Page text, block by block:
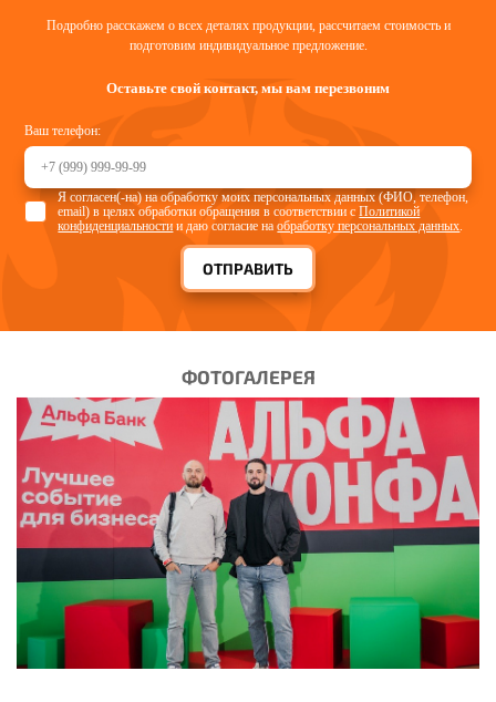
Подробно расскажем о всех деталях продукции, рассчитаем стоимость и
подготовим индивидуальное предложение.
Оставьте свой контакт, мы вам перезвоним
Ваш телефон:
ОТПРАВИТЬ
Я согласен(-на) на обработку моих персональных данных (ФИО, телефон,
email) в целях обработки обращения в соответствии сПолитикой
конфиденциальности и даю согласие наобработку персональных данных
ФОТОГАЛЕРЕЯ